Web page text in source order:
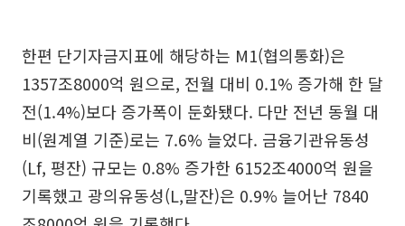
한편 단기자금지표에 해당하는 M1(협의통화)은
1357조8000억 원으로, 전월 대비 0.1% 증가해 한 달
전(1.4%)보다 증가폭이 둔화됐다. 다만 전년 동월 대
비(원계열 기준)로는 7.6% 늘었다. 금융기관유동성
(Lf, 평잔) 규모는 0.8% 증가한 6152조4000억 원을
기록했고 광의유동성(L,말잔)은 0.9% 늘어난 7840